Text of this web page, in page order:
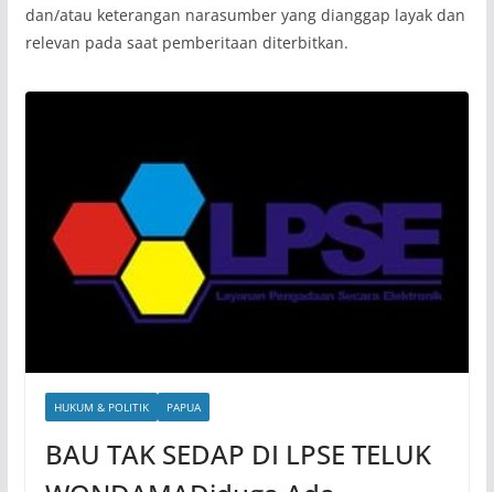
dan/atau keterangan narasumber yang dianggap layak dan
relevan pada saat pemberitaan diterbitkan.
HUKUM & POLITIK PAPUA
BAU TAK SEDAP DI LPSE TELUK